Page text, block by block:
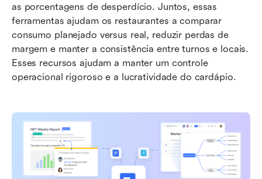
as porcentagens de desperdício. Juntos, essas
ferramentas ajudam os restaurantes a comparar
consumo planejado versus real, reduzir perdas de
margem e manter a consistência entre turnos e locais.
Esses recursos ajudam a manter um controle
operacional rigoroso e a lucratividade do cardápio.